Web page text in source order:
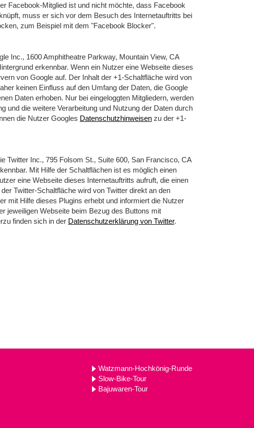
Facebook-Mitglied ist und nicht möchte, dass Facebook
muss er sich vor dem Besuch des Internetauftritts bei
zum Beispiel mit dem "Facebook Blocker".
Inc., 1600 Amphitheatre Parkway, Mountain View, CA
erkennbar. Wenn ein Nutzer eine Webseite dieses
von Google auf. Der Inhalt der +1-Schaltfläche wird von
keinen Einfluss auf den Umfang der Daten, die Google
Daten erhoben. Nur bei eingeloggten Mitgliedern, werden
und die weitere Verarbeitung und Nutzung der Daten durch
die Nutzer Googles Datenschutzhinweisen zu der +1-
Twitter Inc., 795 Folsom St., Suite 600, San Francisco, CA
Mit Hilfe der Schaltflächen ist es möglich einen
eine Webseite dieses Internetauftritts aufruft, die einen
Twitter-Schaltfläche wird von Twitter direkt an den
mit Hilfe dieses Plugins erhebt und informiert die Nutzer
jeweiligen Webseite beim Bezug des Buttons mit
finden sich in der Datenschutzerklärung von Twitter.
Watzmann-Hochkönig-Runde
Slow-Bike-Tour
Bajuwaren-Tour